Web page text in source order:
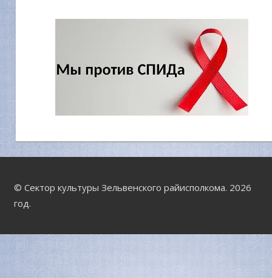
© Сектор культуры Зельвенского райисполкома. 2026
год.